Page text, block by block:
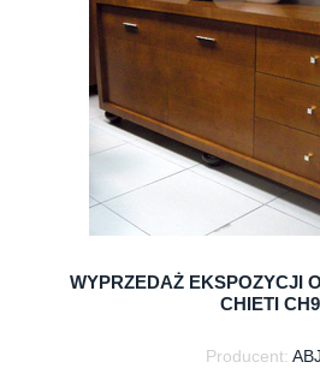
do koszyka
WYPRZEDAŻ EKSPOZYCJI
CHIETI CH9
Producent: